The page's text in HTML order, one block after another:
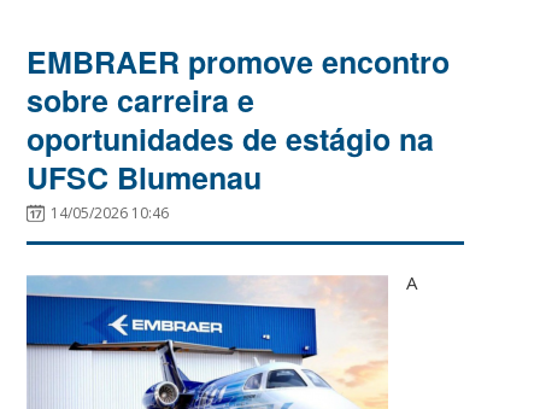
EMBRAER promove encontro
sobre carreira e
oportunidades de estágio na
UFSC Blumenau
14/05/2026 10:46
A